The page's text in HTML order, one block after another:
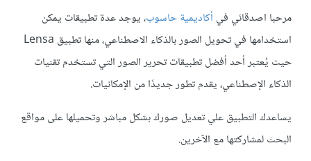
مرحبا اصدقائي في أكاديمية حاسوب، يوجد عدة تطبيقات يمكن
استخدامها في تحويل الصور بالذكاء الاصطناعي، منها تطبيق Lensa
حيث يُعتبر أحد أفضل تطبيقات تحرير الصور التي تستخدم تقنيات
الذكاء الإصطناعي، يقدم تطور جديدًا من الإمكانيات.
يساعدك التطبيق علي تعديل صورك بشكل مباشر وتحميلها على مواقع
البحث لمشاركتها مع الآخرين.